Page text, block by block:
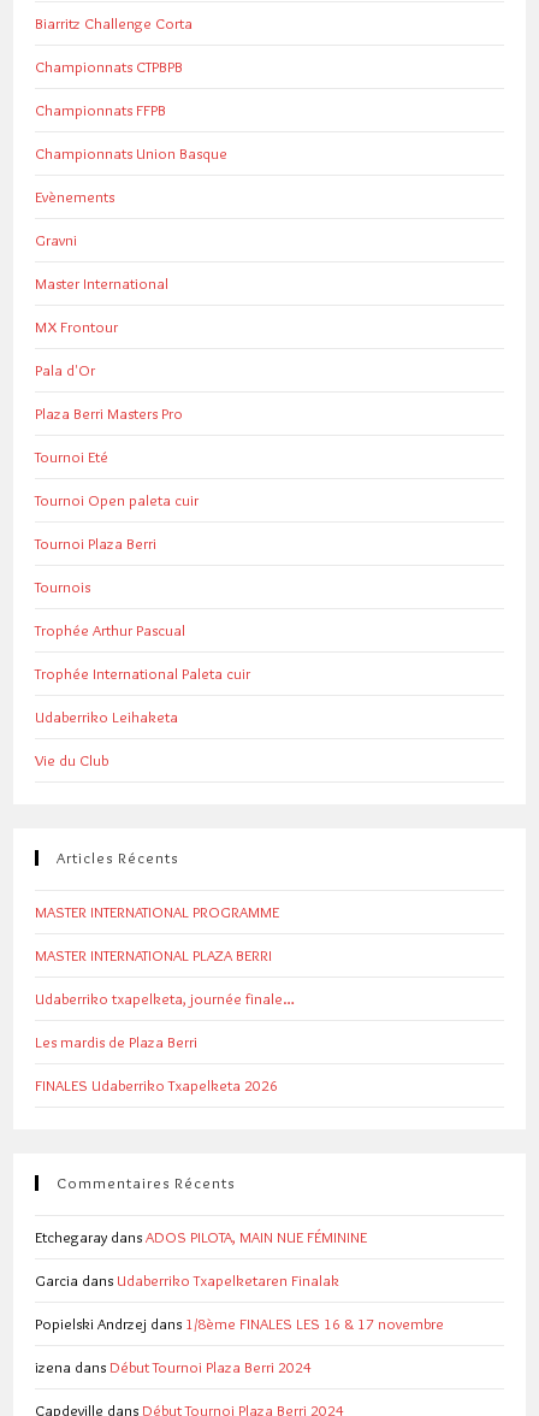
Biarritz Challenge Corta
Championnats CTPBPB
Championnats FFPB
Championnats Union Basque
Evènements
Gravni
Master International
MX Frontour
Pala d'Or
Plaza Berri Masters Pro
Tournoi Eté
Tournoi Open paleta cuir
Tournoi Plaza Berri
Tournois
Trophée Arthur Pascual
Trophée International Paleta cuir
Udaberriko Leihaketa
Vie du Club
Articles Récents
MASTER INTERNATIONAL PROGRAMME
MASTER INTERNATIONAL PLAZA BERRI
Udaberriko txapelketa, journée finale…
Les mardis de Plaza Berri
FINALES Udaberriko Txapelketa 2026
Commentaires Récents
Etchegaray dansADOS PILOTA, MAIN NUE FÉMININE
Garcia dans Udaberriko Txapelketaren Finalak
Popielski Andrzej dans 1/8ème FINALES LES 16 & 17 novembre
izena dans Début Tournoi Plaza Berri 2024
Capdeville dans Début Tournoi Plaza Berri 2024